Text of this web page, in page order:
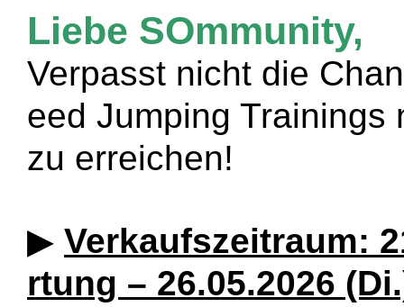
Liebe SOmmunity,
Verpasst nicht die
eed Jumping Trainings
zu erreichen!
▶ Verkaufszeitraum:
rtung – 26.05.2026